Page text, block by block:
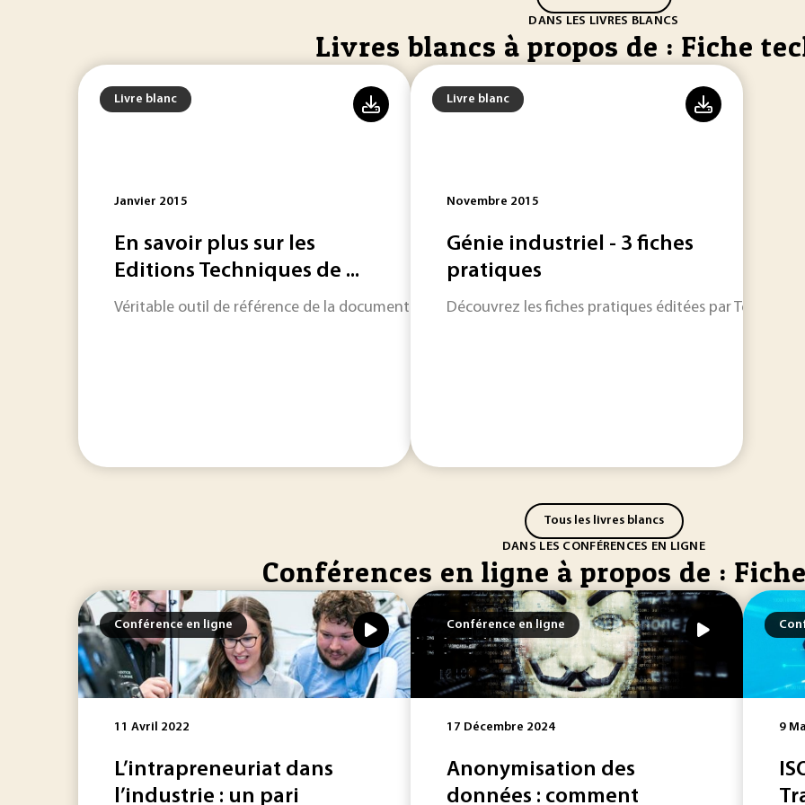
DANS LES LIVRES BLANCS
Livres blancs à propos de : Fiche
Livre blanc
Janvier 2015
En savoir plus sur les
Editions Techniques de ...
Véritable outil de référence de la documentation scientifique et technique française, la base
Livre blanc
Novembre 2015
Génie industriel - 3 fiches
pratiques
Découvrez les fiches pratiques éditées par
Tous les livres blancs
DANS LES CONFÉRENCES EN LIGNE
Conférences en ligne à propos de :
Conférence en ligne
11 Avril 2022
L’intrapreneuriat dans
l’industrie : un pari
Conférence en ligne
17 Décembre 2024
Anonymisation des
données : comment
9